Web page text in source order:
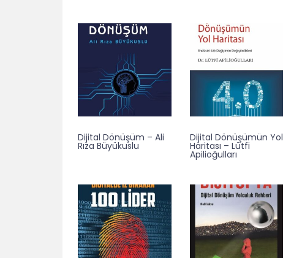
Dijital Dönüşüm – Ali
Rıza Büyükuslu
Dijital Dönüşümün Yol
Haritası – Lütfi
Apilioğulları